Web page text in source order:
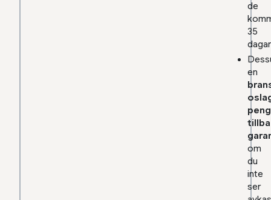
de
35
en
om
du
inte
ser